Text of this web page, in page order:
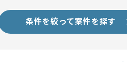
条件を絞って案件を探す